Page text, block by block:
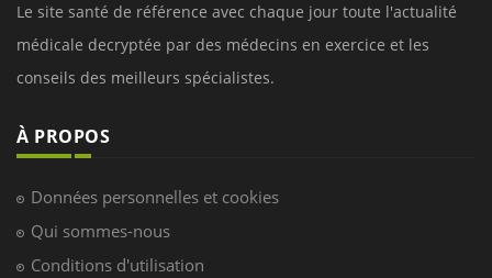
Le site santé de référence avec chaque jour toute l'actualité
médicale decryptée par des médecins en exercice et les
conseils des meilleurs spécialistes.
À PROPOS
Données personnelles et cookies
Qui sommes-nous
Conditions d'utilisation